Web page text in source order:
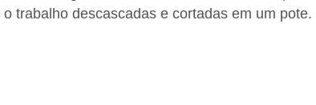
trabalho descascadas e cortadas em um pote.